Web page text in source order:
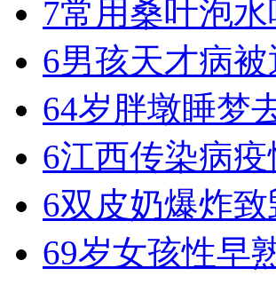
7常用桑叶泡
6男孩天才病
64岁胖墩睡梦
6江西传染病疫
6双皮奶爆炸
69岁女孩性早